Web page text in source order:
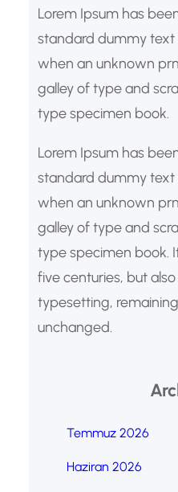
Lorem Ipsum has
standard dummy text
when an unknown
galley of type and
type specimen book.
Lorem Ipsum has
standard dummy text
when an unknown
galley of type and
type specimen book.
five centuries, but
typesetting,
unchanged.
Temmuz 2026
Haziran 2026